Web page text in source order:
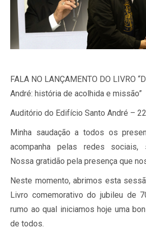
FALA NO LANÇAMENTO DO LIVRO
André: história de acolhida e missão”
Auditório do Edifício Santo André –
Minha saudação a todos os
acompanha pelas redes sociais,
Nossa gratidão pela presença que
Neste momento, abrimos esta
Livro comemorativo do jubileu de
rumo ao qual iniciamos hoje uma
de todos.